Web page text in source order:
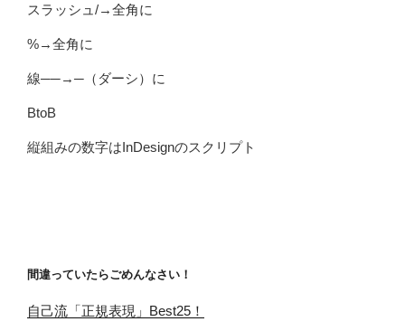
スラッシュ/→全角に
%→全角に
線──→─（ダーシ）に
BtoB
縦組みの数字はInDesignのスクリプト
間違っていたらごめんなさい！
自己流「正規表現」Best25！